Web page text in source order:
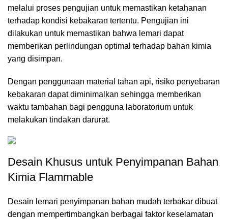
melalui proses pengujian untuk memastikan ketahanan
terhadap kondisi kebakaran tertentu. Pengujian ini
dilakukan untuk memastikan bahwa lemari dapat
memberikan perlindungan optimal terhadap bahan kimia
yang disimpan.
Dengan penggunaan material tahan api, risiko penyebaran
kebakaran dapat diminimalkan sehingga memberikan
waktu tambahan bagi pengguna laboratorium untuk
melakukan tindakan darurat.
Desain Khusus untuk Penyimpanan Bahan
Kimia Flammable
Desain lemari penyimpanan bahan mudah terbakar dibuat
dengan mempertimbangkan berbagai faktor keselamatan